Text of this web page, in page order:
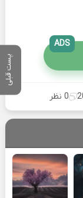
پست قبلی
ADS
0 نظر